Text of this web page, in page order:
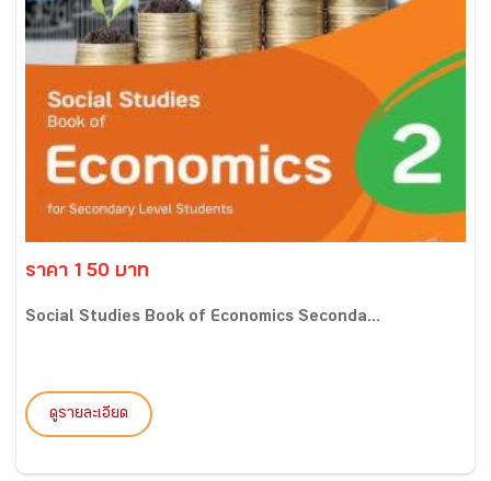
ราคา 150 บาท
Social Studies Book of Economics Seconda...
ดูรายละเอียด